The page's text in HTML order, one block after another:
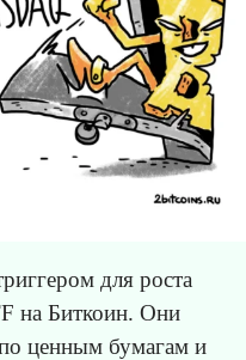
для роста
на Биткоин. Они
ценным бумагам и